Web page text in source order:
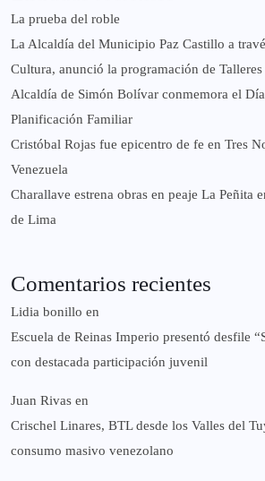
La prueba del roble
La Alcaldía del Municipio Paz Castillo a
Cultura, anunció la programación de Talleres
Alcaldía de Simón Bolívar conmemora el
Planificación Familiar
Cristóbal Rojas fue epicentro de fe en Tres
Venezuela
Charallave estrena obras en peaje La Peñita
de Lima
Comentarios recientes
Lidia bonillo en
Escuela de Reinas Imperio presentó desfile
con destacada participación juvenil
Juan Rivas en
Crischel Linares, BTL desde los Valles del
consumo masivo venezolano